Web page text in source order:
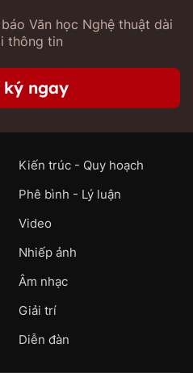
Văn học Nghệ thuật dài
thông tin
ngay
Kiến trúc - Quy hoạch
Phê bình - Lý luận
Video
Nhiếp ảnh
Âm nhạc
Giải trí
Diễn đàn